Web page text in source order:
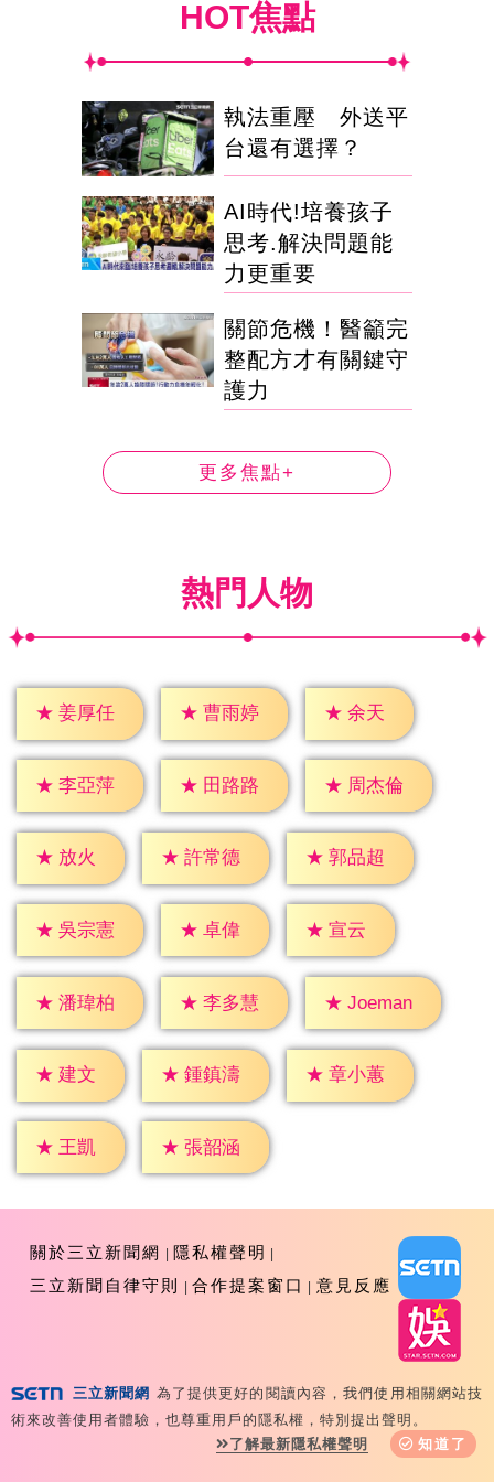
HOT焦點
執法重壓 外送平
台還有選擇？
AI時代!培養孩子
思考.解決問題能
力更重要
關節危機！醫籲完
整配方才有關鍵守
護力
更多焦點+
熱門人物
★ 姜厚任 ★ 曹雨婷 ★ 余天
★ 李亞萍 ★ 田路路 ★ 周杰倫
★ 放火 ★ 許常德 ★ 郭品超
★ 吳宗憲 ★ 卓偉 ★ 宣云
★ 潘瑋柏 ★ 李多慧 ★ Joeman
★ 建文 ★ 鍾鎮濤 ★ 章小蕙
★ 王凱 ★ 張韶涵
關於三立新聞網
隱私權聲明
三立新聞自律守則
合作提案窗口 意見反應
Copyright ©2026 Sanlih E-Television All Rights
Reserved 版權所有 盜用必究 台北市內湖區舊宗路一段159
號 02-8792-8888
三立新聞網 為了提供更好的閱讀內容，我們使用相關網站技
術來改善使用者體驗，也尊重用戶的隱私權，特別提出聲明。
了解最新隱私權聲明
知道了